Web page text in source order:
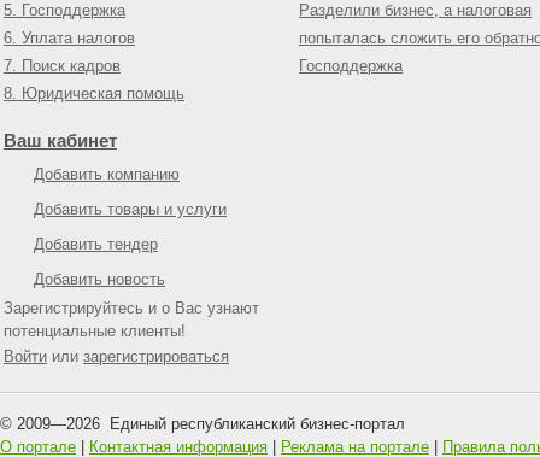
5. Господдержка
6. Уплата налогов
7. Поиск кадров
8. Юридическая помощь
Разделили бизнес, а налоговая
попыталась сложить его
Господдержка
Ваш кабинет
Добавить компанию
Добавить товары и услуги
Добавить тендер
Добавить новость
Зарегистрируйтесь и о Вас узнают
потенциальные клиенты!
Войти или зарегистрироваться
© 2009—2026 Единый республиканский бизнес-портал
О портале
Контактная информация Реклама на портале Правила